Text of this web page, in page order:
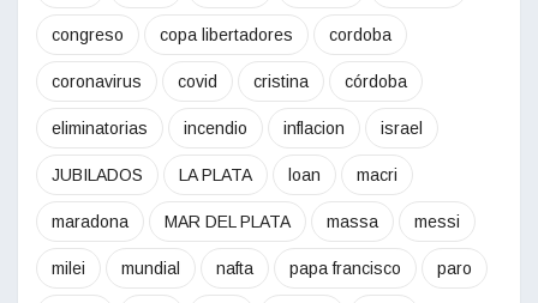
congreso copa libertadores cordoba
coronavirus covid cristina córdoba
eliminatorias incendio inflacion israel
JUBILADOS LA PLATA loan macri
maradona MAR DEL PLATA massa messi
milei mundial nafta papa francisco paro